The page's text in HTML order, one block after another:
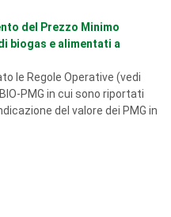
del Prezzo Minimo
biogas e alimentati a
le Regole Operative (vedi
PMG in cui sono riportati
del valore dei PMG in